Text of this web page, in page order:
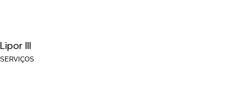
Lipor III
SERVIÇOS